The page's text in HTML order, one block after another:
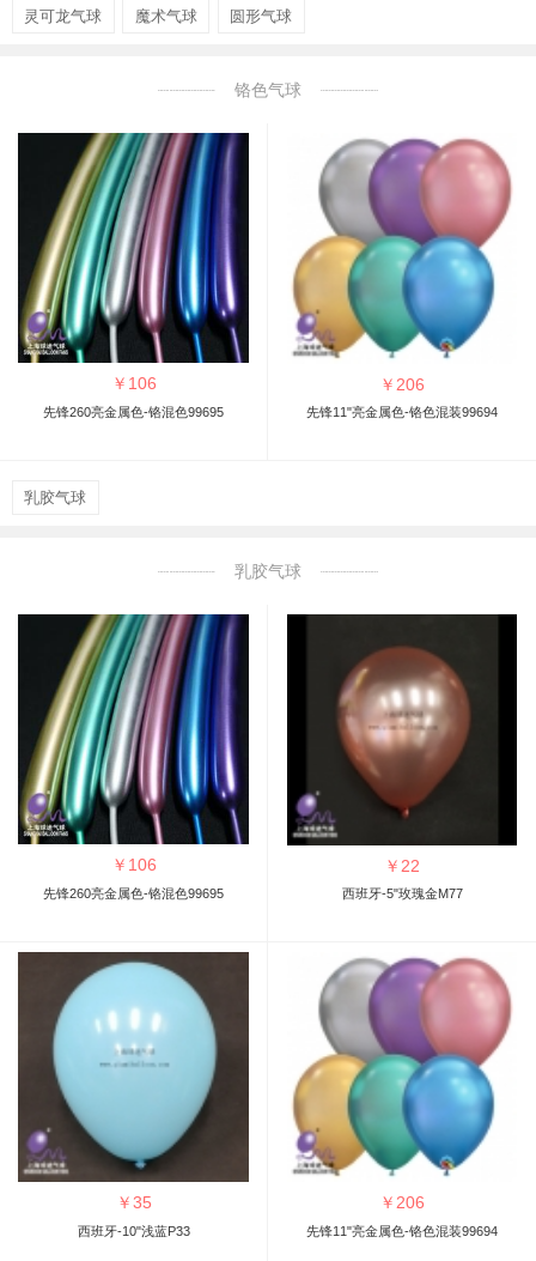
灵可龙气球 魔术气球 圆形气球
铬色气球
￥ 106
先锋260亮金属色-铬混色99695
￥ 206
先锋11"亮金属色-铬色混装99694
乳胶气球
乳胶气球
￥ 106
先锋260亮金属色-铬混色99695
￥ 22
西班牙-5"玫瑰金M77
￥35
西班牙-10"浅蓝P33
￥206
先锋11"亮金属色-铬色混装99694